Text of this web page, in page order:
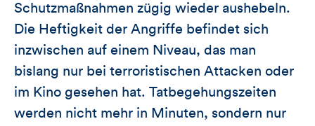
Schutzmaßnahmen zügig wieder aushebeln.
Die Heftigkeit der Angriffe befindet sich
inzwischen auf einem Niveau, das man
bislang nur bei terroristischen Attacken oder
im Kino gesehen hat. Tatbegehungszeiten
werden nicht mehr in Minuten, sondern nur